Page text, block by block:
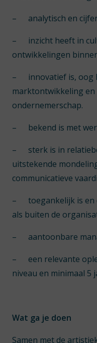
–
analytisch en
–
inzicht heeft in
ontwikkelingen
–
innovatief is, oog
marktontwikkeling
ondernemerschap.
–
bekend is met
–
sterk is in
uitstekende
communicatieve
–
toegankelijk is
als buiten de
–
aantoonbare
–
een relevante
niveau en minimaal 5
Wat ga je doen
Samen met de